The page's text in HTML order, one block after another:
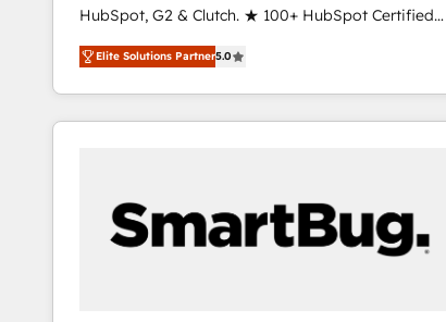
HubSpot, G2 & Clutch. ★ 100+ HubSpot Certified
Experts & Trainers across the team ★ 1,500+
implementations across five continents ★ AI-First,
RevOps-led, Onboarding obsessed ★ Company of
the Year 2024/25 INSIDEA helps growing companies
workflows that drive adoption from week one, in
your time zone. What we do ➤ Onboarding: Live in
weeks, with workflows built around your business,
Elite Solutions Partner5.0